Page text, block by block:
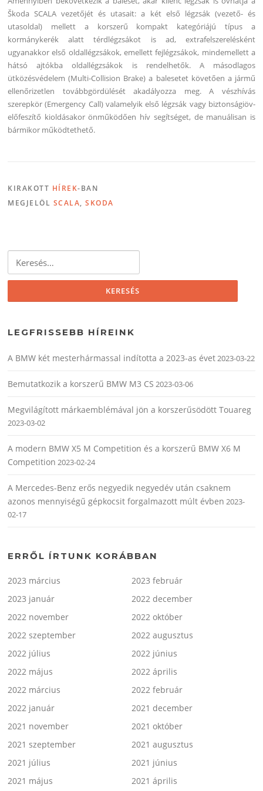
Škoda SCALA vezetőjét és utasait: a két első légzsák (vezető- és
utasoldal) mellett a korszerű kompakt kategóriájú típus a
kormánykerék alatt térdlégzsákot is ad, extrafelszerelésként
ugyanakkor első oldallégzsákok, emellett fejlégzsákok, mindemellett a
hátsó ajtókba oldallégzsákok is rendelhetők. A másodlagos
ütközésvédelem (Multi-Collision Brake) a balesetet követően a jármű
ellenőrizetlen továbbgördülését akadályozza meg. A vészhívás
szerepkör (Emergency Call) valamelyik első légzsák vagy biztonságiöv-
előfeszítő kioldásakor önműködően hív segítséget, de manuálisan is
bármikor működtethető.
KIRAKOTT HÍREK-BAN
MEGJELÖL SCALA,SKODA
LEGFRISSEBB HÍREINK
A BMW két mesterhármassal indította a 2023-as évet2023-03-22
Bemutatkozik a korszerű BMW M3 CS 2023-03-06
Megvilágított márkaemblémával jön a korszerűsödött Touareg
2023-03-02
A modern BMW X5 M Competition és a korszerű BMW X6 M
Competition 2023-02-24
A Mercedes-Benz erős negyedik negyedév után csaknem
azonos mennyiségű gépkocsit forgalmazott múlt évben 2023-
02-17
ERRŐL ÍRTUNK KORÁBBAN
2023 március
2023 február
2023 január
2022 december
2022 november
2022 október
2022 szeptember
2022 augusztus
2022 július
2022 június
2022 május
2022 április
2022 március
2022 február
2022 január
2021 december
2021 november
2021 október
2021 szeptember
2021 augusztus
2021 július
2021 június
2021 május
2021 április